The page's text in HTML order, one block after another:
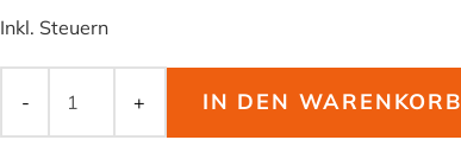
Inkl. Steuern
- + IN DEN WARENKORB